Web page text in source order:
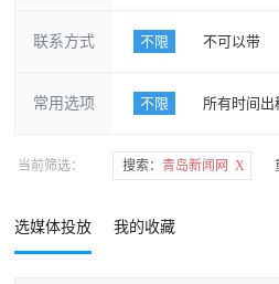
联系方式 不限 不可以带
常用选项 不限 所有时间出
当前筛选： 搜索：青岛新闻网 X
选媒体投放 我的收藏